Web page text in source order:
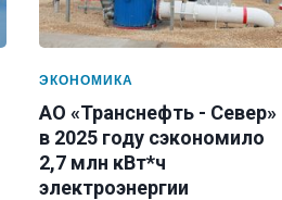
ЭКОНОМИКА
АО «Транснефть - Север»
в 2025 году сэкономило
2,7 млн кВт*ч
электроэнергии